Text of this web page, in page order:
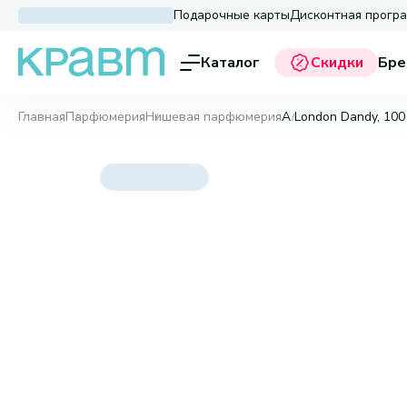
Подарочные картыДисконтная
Каталог Скидки
ГлавнаяПарфюмерияНишевая парфюмерияA London Dandy,